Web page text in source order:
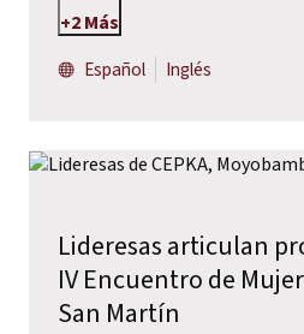
+2 Más
Español
Inglés
Lideresas articulan
IV Encuentro de
San Martín